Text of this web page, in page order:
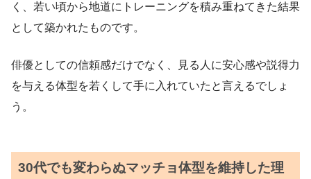
く、若い頃から地道にトレーニングを積み重ねてきた結果
として築かれたものです。
俳優としての信頼感だけでなく、見る人に安心感や説得力
を与える体型を若くして手に入れていたと言えるでしょ
う。
30代でも変わらぬマッチョ体型を維持した理